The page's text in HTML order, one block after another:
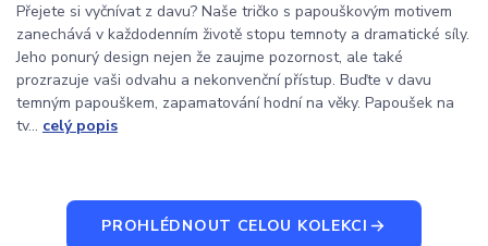
Přejete si vyčnívat z davu? Naše tričko s papouškovým motivem
zanechává v každodenním životě stopu temnoty a dramatické síly.
Jeho ponurý design nejen že zaujme pozornost, ale také
prozrazuje vaši odvahu a nekonvenční přístup. Buďte v davu
temným papouškem, zapamatování hodní na věky. Papoušek na
tv... celý popis
PROHLÉDNOUT CELOU KOLEKCI